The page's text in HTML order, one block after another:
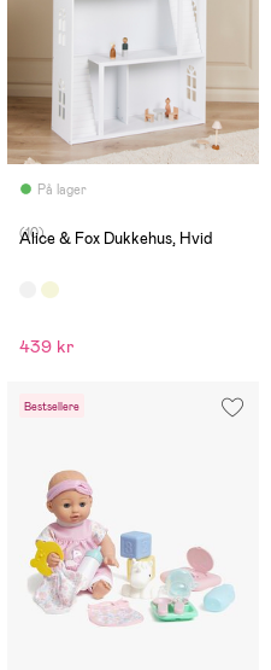
På lager
(10)
Alice & Fox Dukkehus, Hvid
439 kr
Bestsellere